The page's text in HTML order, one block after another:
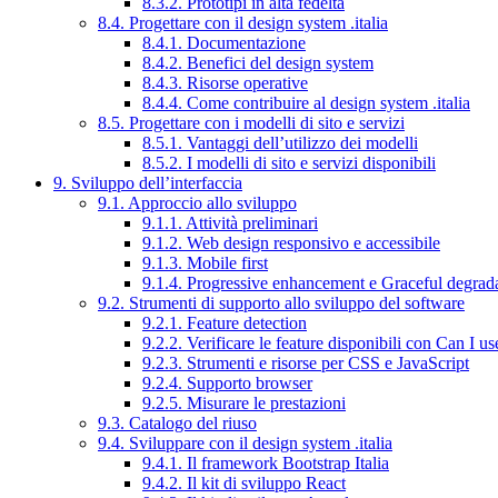
8.4. Progettare con il design system .italia
8.4.1. Documentazione
8.4.2. Benefici del design system
8.4.3. Risorse operative
8.4.4. Come contribuire al design system .italia
8.5. Progettare con i modelli di sito e servizi
8.5.1. Vantaggi dell’utilizzo dei modelli
8.5.2. I modelli di sito e servizi disponibili
9. Sviluppo dell’interfaccia
9.1. Approccio allo sviluppo
9.1.1. Attività preliminari
9.1.2. Web design responsivo e accessibile
9.1.3. Mobile first
9.1.4. Progressive enhancement e Graceful
9.2. Strumenti di supporto allo sviluppo del software
9.2.1. Feature detection
9.2.2. Verificare le feature disponibili con Can I
9.2.3. Strumenti e risorse per CSS e JavaScript
9.2.4. Supporto browser
9.2.5. Misurare le prestazioni
9.3. Catalogo del riuso
9.4. Sviluppare con il design system .italia
9.4.1. Il framework Bootstrap Italia
9.4.2. Il kit di sviluppo React